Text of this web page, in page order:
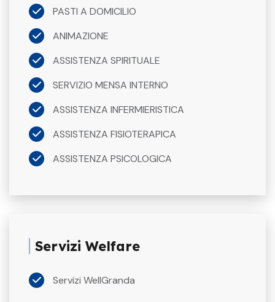
PASTI A DOMICILIO
ANIMAZIONE
ASSISTENZA SPIRITUALE
SERVIZIO MENSA INTERNO
ASSISTENZA INFERMIERISTICA
ASSISTENZA FISIOTERAPICA
ASSISTENZA PSICOLOGICA
Servizi Welfare
Servizi WellGranda